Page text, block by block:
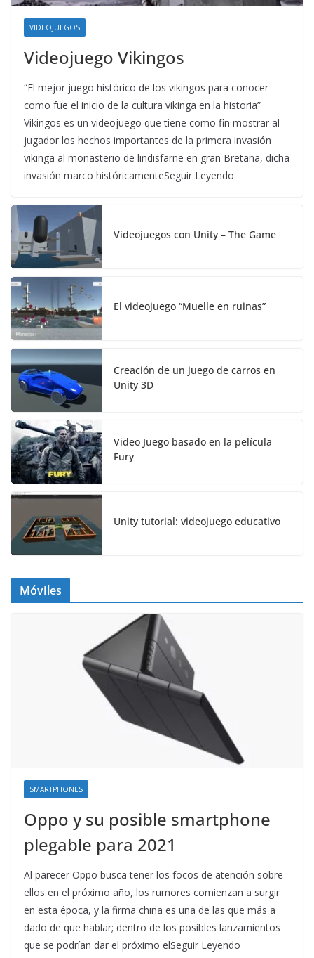
VIDEOJUEGOS
Videojuego Vikingos
“El mejor juego histórico de los vikingos para conocer
como fue el inicio de la cultura vikinga en la historia”
Vikingos es un videojuego que tiene como fin mostrar al
jugador los hechos importantes de la primera invasión
vikinga al monasterio de lindisfarne en gran Bretaña, dicha
invasión marco históricamenteSeguir Leyendo
Videojuegos con Unity – The Game
El videojuego “Muelle en ruinas”
Creación de un juego de carros en
Unity 3D
Video Juego basado en la película
Fury
Unity tutorial: videojuego educativo
Móviles
SMARTPHONES
Oppo y su posible smartphone
plegable para 2021
Al parecer Oppo busca tener los focos de atención sobre
ellos en el próximo año, los rumores comienzan a surgir
en esta época, y la firma china es una de las que más a
dado de que hablar; dentro de los posibles lanzamientos
que se podrían dar el próximo elSeguir Leyendo